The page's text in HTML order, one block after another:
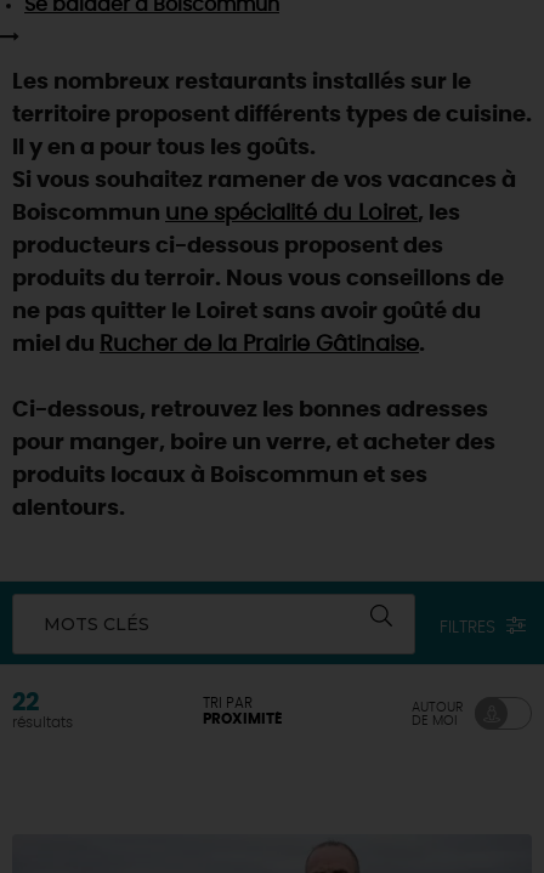
Visitesgourmandesetcréatives
Chic,une aire de pique-nique
Par ici lesguinguettes
Que rapporter du Loiret ?
La Route desMétiers d'Art
TOUT L'ART DE VIVRE
(re)Découvrir les coulisses de la Faïencerie de
Expérimenter les parcours Baludik
Une saison de festivals 🎉
Rendez-vous de la nature en 2026
Programme des animations "Loiret au fil de l'eau"
Où sortir ?
DEMAIN
TOUT L'AGENDA
SE REPÉRER,SE DÉPLACER
INFOS & SERVICES
RÉSERVERMAINTENANT
Se balader à Boiscommun
Les nombreux restaurants installés sur le
territoire proposent différents types de cuisine.
Il y en a pour tous les goûts.
Si vous souhaitez ramener de vos vacances à
Boiscommun une spécialité du Loiret, les
producteurs ci-dessous proposent des
produits du terroir. Nous vous conseillons de
ne pas quitter le Loiret sans avoir goûté du
miel du Rucher de la Prairie Gâtinaise.
Ci-dessous, retrouvez les bonnes adresses
pour manger, boire un verre, et acheter des
produits locaux à Boiscommun et ses
alentours.
MOTS CLÉS FILTRES
22
résultats
TRI PAR
PROXIMITÉ
AUTOUR
DE MOI